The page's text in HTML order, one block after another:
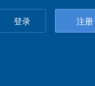
登录 注册